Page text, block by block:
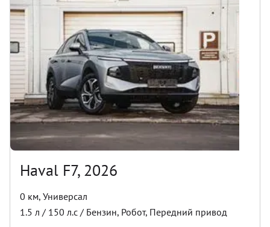
Haval F7, 2026
0 км, Универсал
1.5 л / 150 л.с / Бензин, Робот, Передний привод